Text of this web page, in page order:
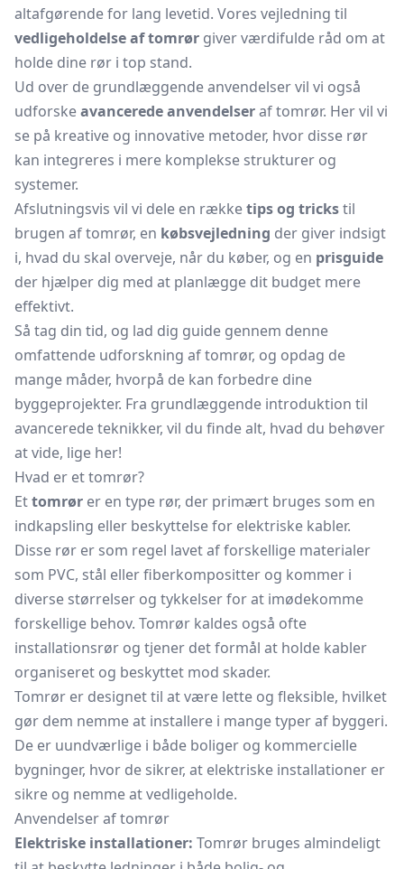
altafgørende for lang levetid. Vores vejledning til
vedligeholdelse af tomrør giver værdifulde råd om at
holde dine rør i top stand.
Ud over de grundlæggende anvendelser vil vi også
udforskeavancerede anvendelseraf tomrør. Her vil vi
se på kreative og innovative metoder, hvor disse rør
kan integreres i mere komplekse strukturer og
systemer.
Afslutningsvis vil vi dele en rækketips og trickstil
brugen af tomrør, en købsvejledning der giver indsigt
i, hvad du skal overveje, når du køber, og en prisguide
der hjælper dig med at planlægge dit budget mere
effektivt.
Så tag din tid, og lad dig guide gennem denne
omfattende udforskning af tomrør, og opdag de
mange måder, hvorpå de kan forbedre dine
byggeprojekter. Fra grundlæggende introduktion til
avancerede teknikker, vil du finde alt, hvad du behøver
at vide, lige her!
Hvad er et tomrør?
Ettomrør er en type rør, der primært bruges som en
indkapsling eller beskyttelse for elektriske kabler.
Disse rør er som regel lavet af forskellige materialer
som PVC, stål eller fiberkompositter og kommer i
diverse størrelser og tykkelser for at imødekomme
forskellige behov. Tomrør kaldes også ofte
installationsrør og tjener det formål at holde kabler
organiseret og beskyttet mod skader.
Tomrør er designet til at være lette og fleksible, hvilket
gør dem nemme at installere i mange typer af byggeri.
De er uundværlige i både boliger og kommercielle
bygninger, hvor de sikrer, at elektriske installationer er
sikre og nemme at vedligeholde.
Anvendelser af tomrør
Elektriske installationer: Tomrør bruges almindeligt